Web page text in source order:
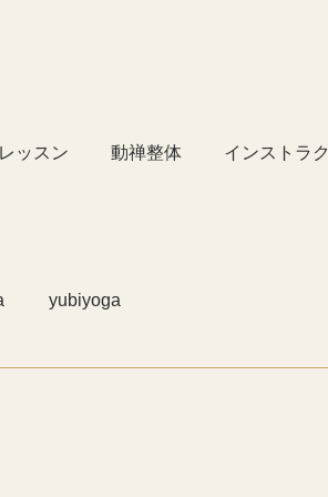
ッスン 動禅整体 インストラ
yubiyoga